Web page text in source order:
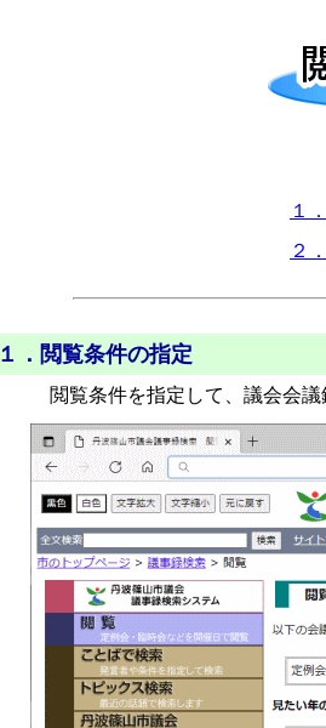
１
２
１．閲覧条件の指定
閲覧条件を指定して、議会会議